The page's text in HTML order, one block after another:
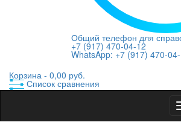
Общий телефон для
+7 (917) 470-04-12
WhatsApp: +7 (917) 470-
Корзина - 0,00 руб.
Список сравнения